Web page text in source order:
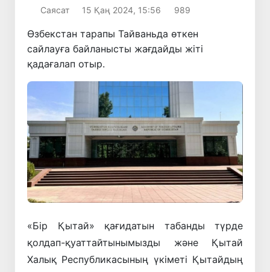
Саясат 15 Қаң 2024, 15:56 989
Өзбекстан тарапы Тайваньда өткен
сайлауға байланысты жағдайды жіті
қадағалап отыр.
«Бір Қытай» қағидатын табанды түрде
қолдап-қуаттайтынымызды және Қытай
Халық Республикасының үкіметі Қытайдың